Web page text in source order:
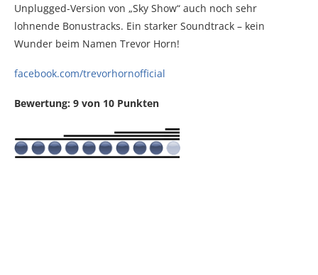
Unplugged-Version von „Sky Show“ auch noch sehr
lohnende Bonustracks. Ein starker Soundtrack – kein
Wunder beim Namen Trevor Horn!
facebook.com/trevorhornofficial
Bewertung: 9 von 10 Punkten